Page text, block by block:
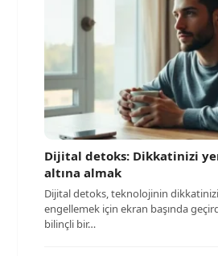
Dijital detoks: Dikkatinizi
altına almak
Dijital detoks, teknolojinin
engellemek için ekran başında
bilinçli bir…